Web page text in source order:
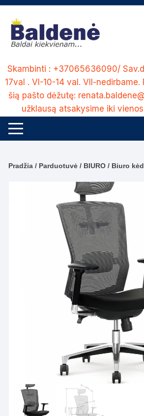
Skip
content
Skambinti : +37065636090/
17val . VI-10-14 val. VII-
šią pašto dėžutę:
užklausą atsakysime iki
Pradžia / Parduotuvė / BIURO / Biuro